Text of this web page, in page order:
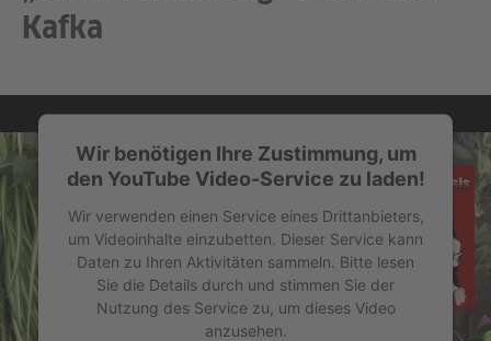
Kafka
Wir benötigen Ihre Zustimmung, um
den YouTube Video-Service zu laden!
Wir verwenden einen Service eines Drittanbieters,
um Videoinhalte einzubetten. Dieser Service kann
Daten zu Ihren Aktivitäten sammeln. Bitte lesen
Sie die Details durch und stimmen Sie der
Nutzung des Service zu, um dieses Video
anzusehen.